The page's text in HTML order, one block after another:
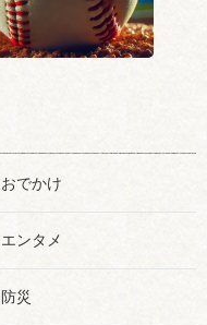
おでかけ
エンタメ
防災